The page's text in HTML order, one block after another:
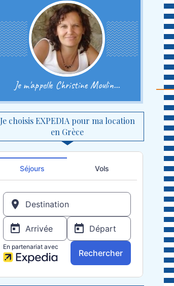
Je m'appelle Christine Moulin...
Je choisis EXPEDIA pour ma location
en Grèce